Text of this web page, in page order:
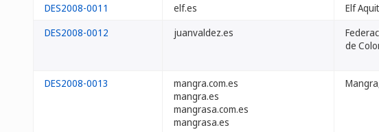
DES2008-0011
elf.es Elf
DES2008-0012
juanvaldez.es
de
DES2008-0013
mangra.com.es
mangra.es
mangrasa.com.es
mangrasa.es